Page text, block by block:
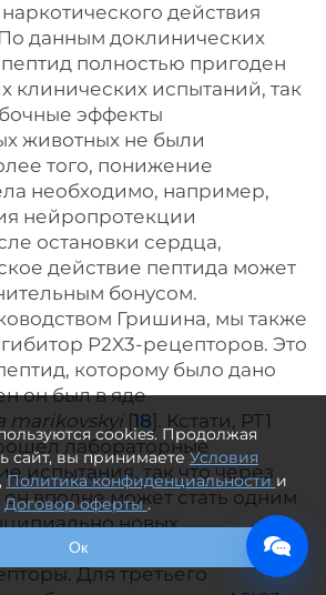
действия
данным доклинических
полностью пригоден
клинических испытаний, так
эффекты
животных не были
того, понижение
необходимо, например,
нейропротекции
остановки сердца,
действие пептида может
бонусом.
Гришина, мы также
P2X3-рецепторов. Это
которому было дано
он был в яде
marikovskyi 18 ]. Кстати, PT1
лабораторные
испытания, так что через
вполне может стать одним
новых
ингибирующих
Для третьего
cookies. Продолжая
сайт, вы принимаетеУсловия
,Политика конфиденциальности и
Договор оферты.
Ок